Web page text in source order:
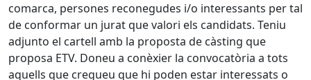
comarca, persones reconegudes i/o interessants per tal
de conformar un jurat que valori els candidats. Teniu
adjunto el cartell amb la proposta de càsting que
proposa ETV. Doneu a conèxier la convocatòria a tots
aquells que cregueu que hi poden estar interessats o